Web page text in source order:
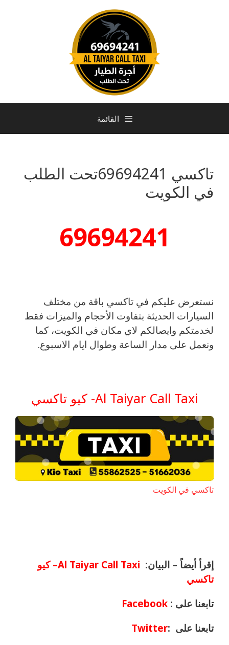
القائمة
تاكسي 69694241تحت الطلب
في الكويت
69694241
نستعرض عليكم في تاكسي باقة من مختلف
السيارات الحديثة بتفاوت الأحجام والميزات فقط
لخدمتكم وايصالكم لاي مكان في الكويت، كما
ونعمل على مدار الساعة وطوال ايام الاسبوع.
Al Taiyar Call Taxi- كيو تاكسي
تاكسي في الكويت
إقرأ أيضاً – البيان:
Al Taiyar Call Taxi– كيو
تاكسي
تابعنا على : Facebook
تابعنا على :Twitter